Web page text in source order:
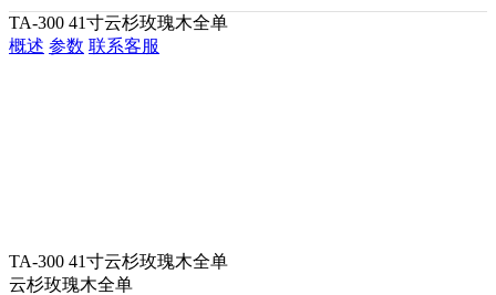
TA-300 41寸云杉玫瑰木全单
概述 参数 联系客服
TA-300 41寸云杉玫瑰木全单
云杉玫瑰木全单